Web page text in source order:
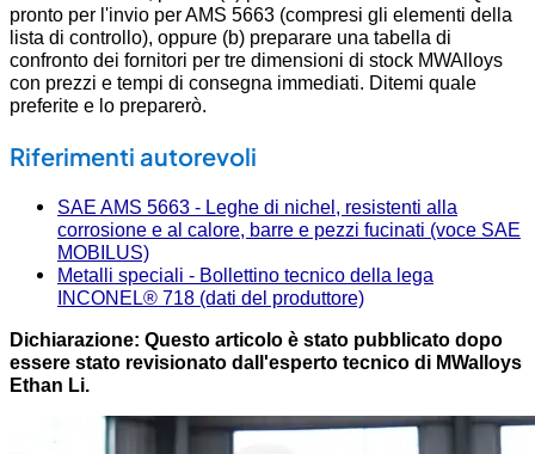
pronto per l'invio per AMS 5663 (compresi gli elementi della
lista di controllo), oppure (b) preparare una tabella di
confronto dei fornitori per tre dimensioni di stock MWAlloys
con prezzi e tempi di consegna immediati. Ditemi quale
preferite e lo preparerò.
Riferimenti autorevoli
SAE AMS 5663 - Leghe di nichel, resistenti alla
corrosione e al calore, barre e pezzi fucinati (voce SAE
MOBILUS)
Metalli speciali - Bollettino tecnico della lega
INCONEL® 718 (dati del produttore)
Dichiarazione: Questo articolo è stato pubblicato dopo
essere stato revisionato dall'esperto tecnico di MWalloys
Ethan Li.